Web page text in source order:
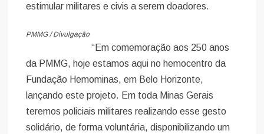
estimular militares e civis a serem doadores.
PMMG / Divulgação
“Em comemoração aos 250 anos
da PMMG, hoje estamos aqui no hemocentro da
Fundação Hemominas, em Belo Horizonte,
lançando este projeto. Em toda Minas Gerais
teremos policiais militares realizando esse gesto
solidário, de forma voluntária, disponibilizando um